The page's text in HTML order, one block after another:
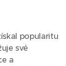
popularitu
své
a